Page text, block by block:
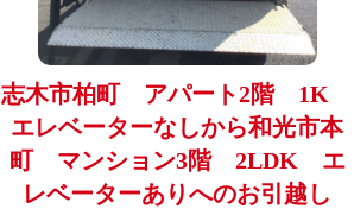
志木市柏町 アパート2階 1K
エレベーターなしから和光市本
町 マンション3階 2LDK エ
レベーターありへのお引越し